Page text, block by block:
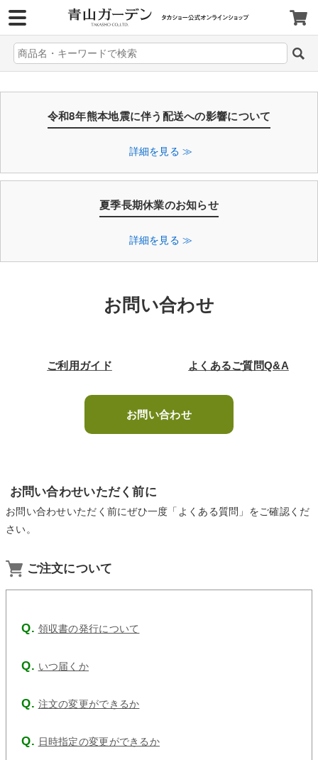
令和8年熊本地震に伴う配送への影響について
詳細を見る ≫
夏季長期休業のお知らせ
詳細を見る ≫
お問い合わせ
ご利用ガイド よくあるご質問Q&A
お問い合わせ
お問い合わせいただく前に
お問い合わせいただく前にぜひ一度「よくある質問」をご確認くだ
さい。
ご注文について
領収書の発行について
いつ届くか
注文の変更ができるか
日時指定の変更ができるか